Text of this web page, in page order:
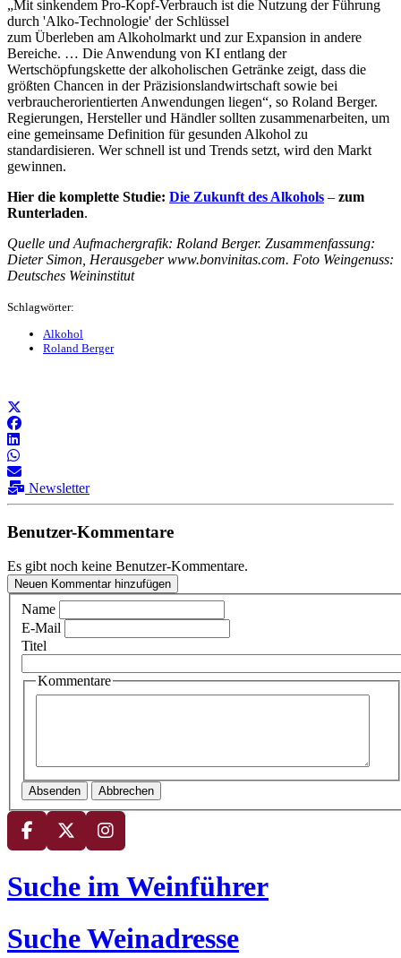
„Mit sinkendem Pro-Kopf-Verbrauch ist die Nutzung der Führung
durch 'Alko-Technologie' der Schlüssel
zum Überleben am Alkoholmarkt und zur Expansion in andere
Bereiche. … Die Anwendung von KI entlang der
Wertschöpfungskette der alkoholischen Getränke zeigt, dass die
größten Chancen in der Präzisionslandwirtschaft sowie bei
verbraucherorientierten Anwendungen liegen“, so Roland Berger.
Regierungen, Hersteller und Händler sollten zusammenarbeiten, um
eine gemeinsame Definition für gesunden Alkohol zu
standardisieren. Wer schnell ist und Trends setzt, wird den Markt
gewinnen.
Hier die komplette Studie: Die Zukunft des Alkohols – zum
Runterladen.
Quelle und Aufmachergrafik: Roland Berger. Zusammenfassung:
Dieter Simon, Herausgeber www.bonvinitas.com. Foto Weingenuss:
Deutsches Weininstitut
Schlagwörter:
Alkohol
Roland Berger
Newsletter
Benutzer-Kommentare
Es gibt noch keine Benutzer-Kommentare.
Neuen Kommentar hinzufügen
Name
E-Mail
Titel
Kommentare
Absenden Abbrechen
Suche im Weinführer
Suche Weinadresse